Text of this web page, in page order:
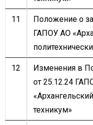
11
Положение о
ГАПОУ АО
12
Изменения в
от 25.12.24
техникум»